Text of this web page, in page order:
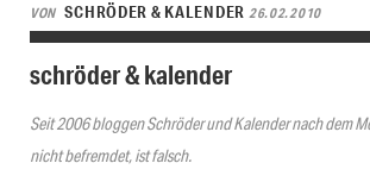
VON SCHRÖDER & KALENDER 26.02.2010
schröder & kalender
Seit 2006 bloggen Schröder und Kalender nach dem
nicht befremdet, ist falsch.